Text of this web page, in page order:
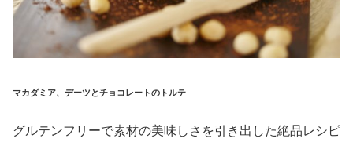
マカダミア、デーツとチョコレートのトルテ
グルテンフリーで素材の美味しさを引き出した絶品レシピ